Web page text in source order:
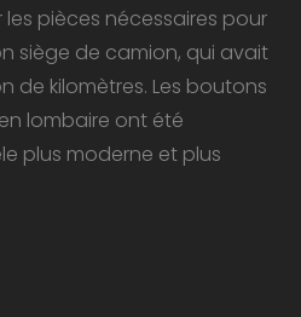
pièces nécessaires pour
siège de camion, qui avait
de kilomètres. Les boutons
lombaire ont été
plus moderne et plus